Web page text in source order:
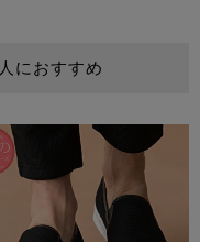
ーディネートで着用
るオススメシューズ
際の商品と異なる場合
におすすめ